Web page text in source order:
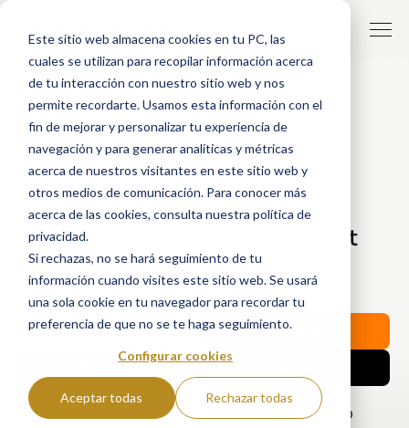
Este sitio web almacena cookies en tu PC, las
cuales se utilizan para recopilar información acerca
de tu interacción con nuestro sitio web y nos
permite recordarte. Usamos esta información con el
fin de mejorar y personalizar tu experiencia de
navegación y para generar analíticas y métricas
acerca de nuestros visitantes en este sitio web y
otros medios de comunicación. Para conocer más
acerca de las cookies, consulta nuestra política de
privacidad.
Si rechazas, no se hará seguimiento de tu
información cuando visites este sitio web. Se usará
una sola cookie en tu navegador para recordar tu
preferencia de que no se te haga seguimiento.
Configurar cookies
Aceptar todas Rechazar todas
11 FEBRERO, 2021 POR ERIC MORERA
CRM CASE STUDY ATENCIÓN AL CLIENTE
Anfix migra su stack a HubSpot
Share with AI:
ChatGPT Claude
Pocos proyectos son tan exigentes como